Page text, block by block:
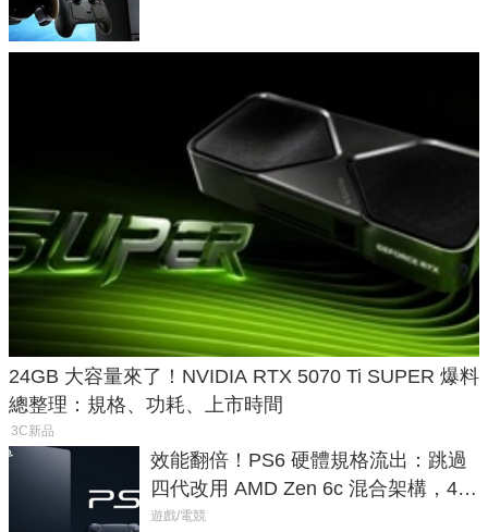
24GB 大容量來了！NVIDIA RTX 5070 Ti SUPER 爆料
總整理：規格、功耗、上市時間
3C新品
效能翻倍！PS6 硬體規格流出：跳過
四代改用 AMD Zen 6c 混合架構，4K
120fps 與全光追時代來臨
遊戲/電競